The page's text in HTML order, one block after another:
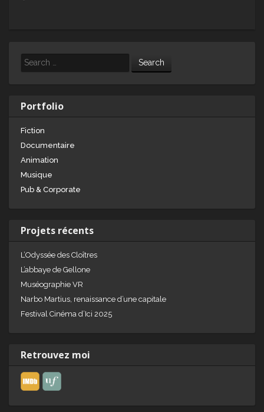
(.mov) H264 avec le son.
poignées de 5 secondes.
Search
Portfolio
Fiction
Documentaire
Animation
Musique
Pub & Corporate
Projets récents
L’Odyssée des Cloîtres
L’abbaye de Gellone
Muséographie VR
Narbo Martius, renaissance d’une capitale
Festival Cinéma d’Ici 2025
Retrouvez moi